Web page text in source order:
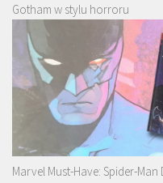
Gotham w stylu horroru
Marvel Must-Have: Spider-